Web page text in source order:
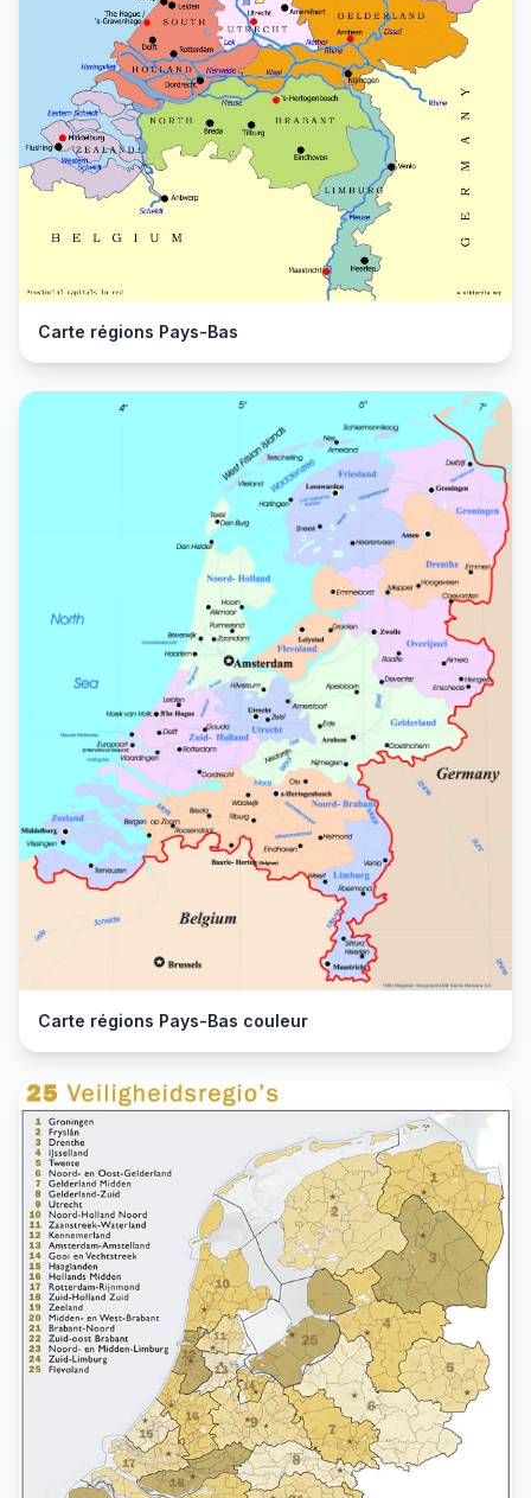
Carte régions Pays-Bas
Carte régions Pays-Bas couleur